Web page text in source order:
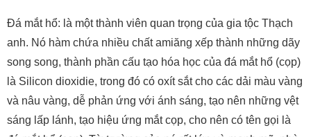
Đá mắt hổ: là một thành viên quan trọng của gia tộc Thạch
anh. Nó hàm chứa nhiều chất amiăng xếp thành những dãy
song song, thành phần cấu tạo hóa học của đá mắt hổ (cọp)
là Silicon dioxidie, trong đó có oxít sắt cho các dải màu vàng
và nâu vàng, dễ phản ứng với ánh sáng, tạo nên những vệt
sáng lấp lánh, tạo hiệu ứng mắt cọp, cho nên có tên gọi là